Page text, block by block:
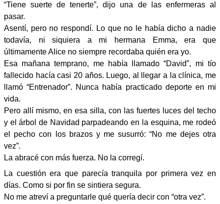
“Tiene suerte de tenerte”, dijo una de las enfermeras al
pasar.
Asentí, pero no respondí. Lo que no le había dicho a nadie
todavía, ni siquiera a mi hermana Emma, ​​era que
últimamente Alice no siempre recordaba quién era yo.
Esa mañana temprano, me había llamado “David”, mi tío
fallecido hacía casi 20 años. Luego, al llegar a la clínica, me
llamó “Entrenador”. Nunca había practicado deporte en mi
vida.
Pero allí mismo, en esa silla, con las fuertes luces del techo
y el árbol de Navidad parpadeando en la esquina, me rodeó
el pecho con los brazos y me susurró: “No me dejes otra
vez”.
La abracé con más fuerza. No la corregí.
La cuestión era que parecía tranquila por primera vez en
días. Como si por fin se sintiera segura.
No me atreví a preguntarle qué quería decir con “otra vez”.